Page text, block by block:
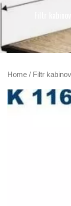
Filtr
Home / Filtr